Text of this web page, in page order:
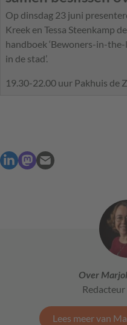
Op dinsdag 23 juni
Kreek en Tessa Steenkamp
handboek ‘Bewoners-in-
in de stad’.
19.30-22.00 uur Pakhuis de
Over
Lees meer van